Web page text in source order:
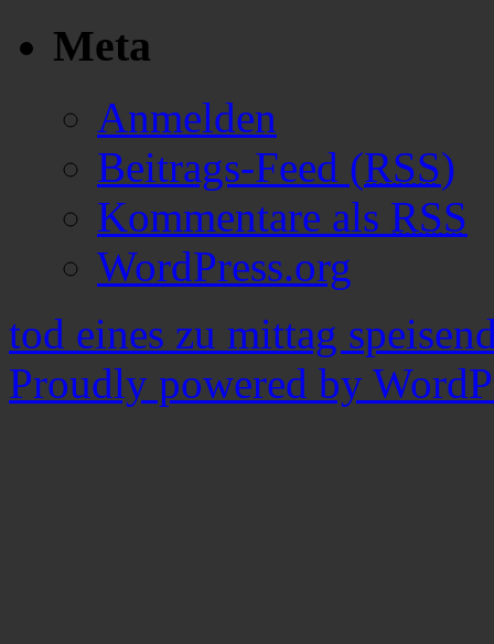
Meta
Anmelden
Beitrags-Feed (RSS)
Kommentare als RSS
WordPress.org
tod eines zu mittag
Proudly powered by